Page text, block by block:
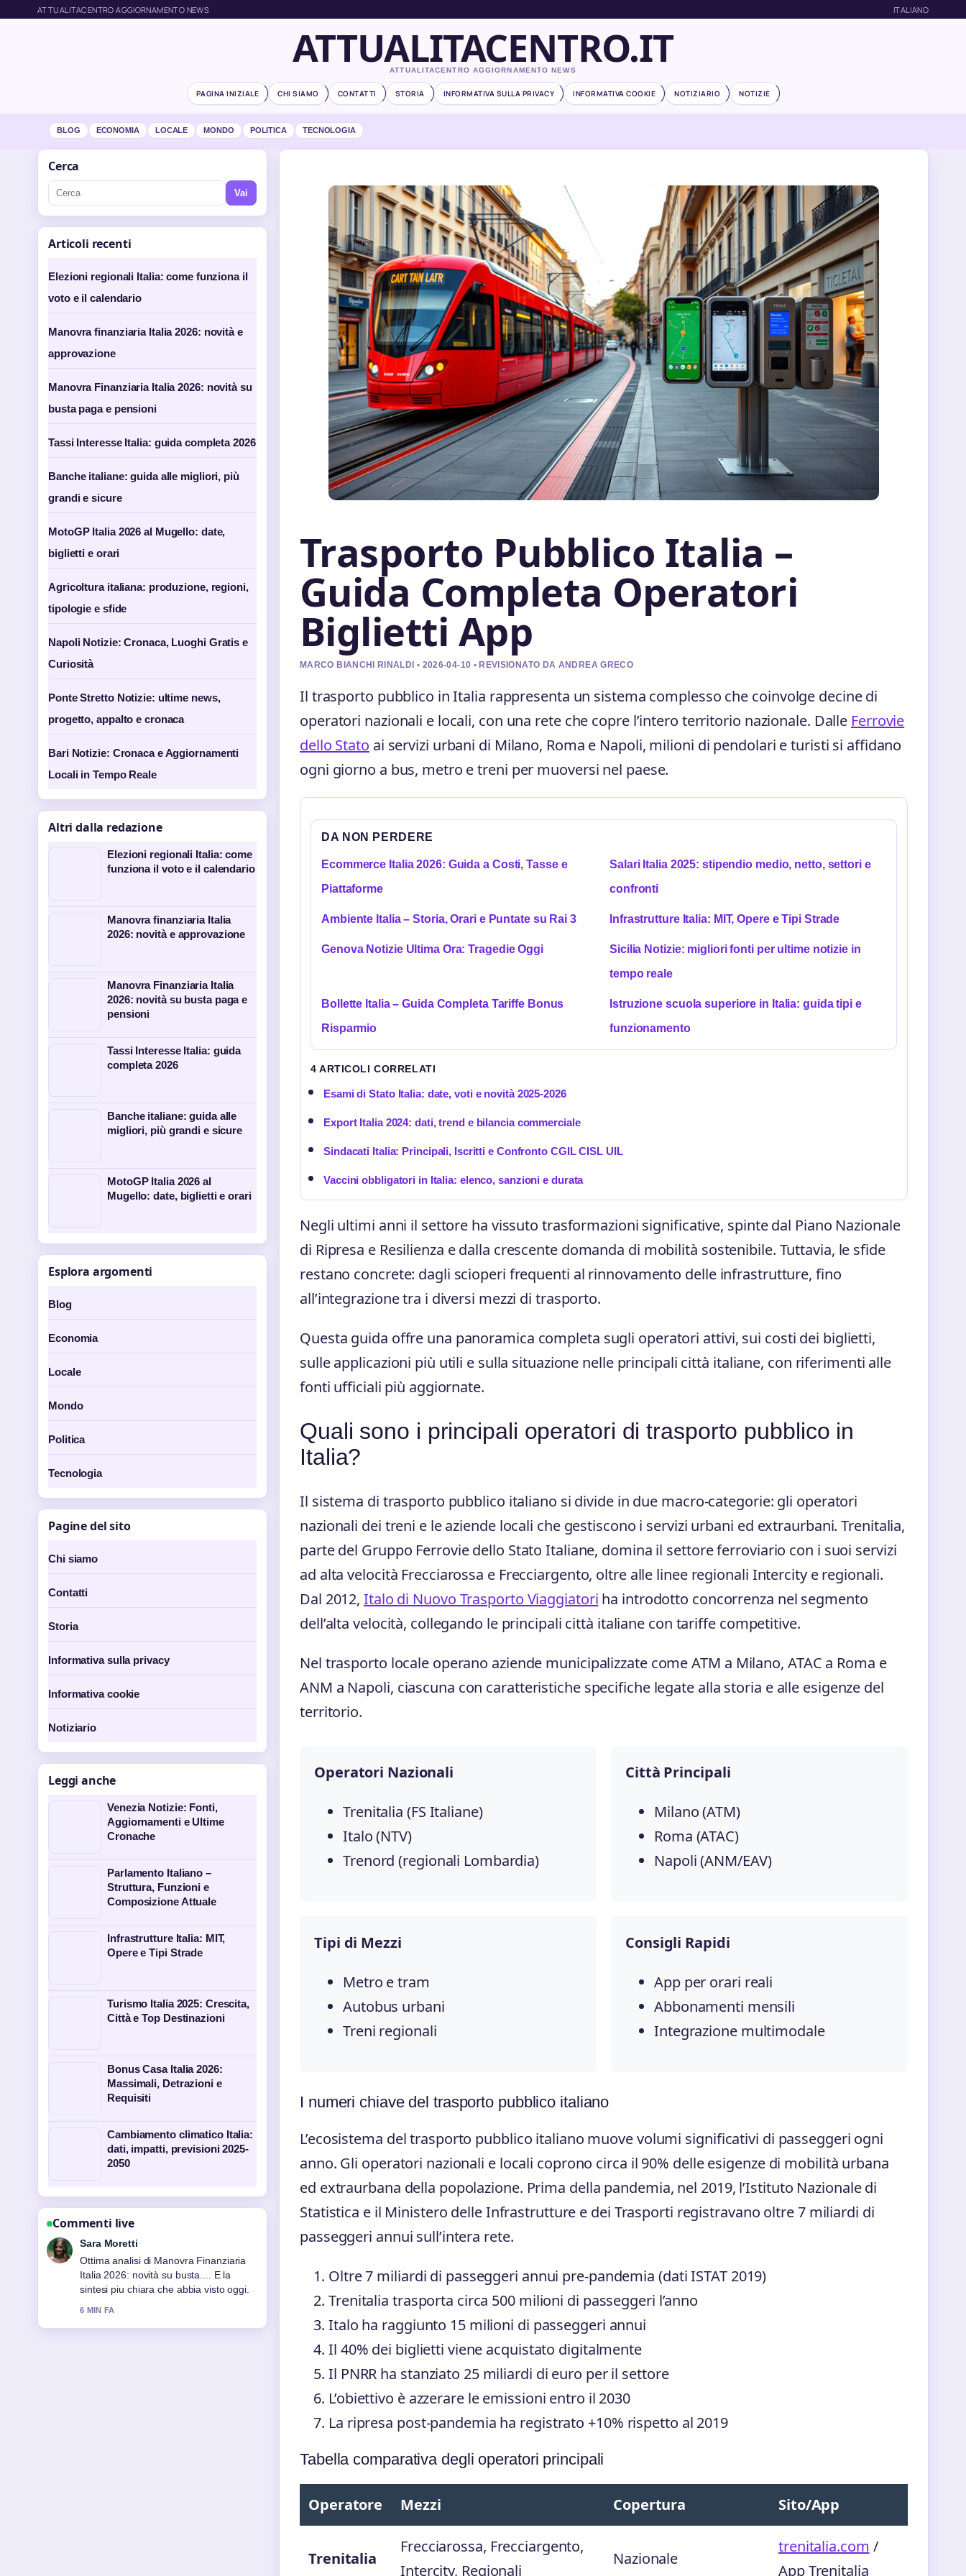
ATTUALITACENTRO AGGIORNAMENTO NEWS ITALIANO
ATTUALITACENTRO.IT
ATTUALITACENTRO AGGIORNAMENTO NEWS
PAGINA INIZIALE CHI SIAMO CONTATTI STORIA INFORMATIVA SULLA PRIVACY INFORMATIVA COOKIE NOTIZIARIO NOTIZIE
BLOG ECONOMIA LOCALE MONDO POLITICA TECNOLOGIA
Trasporto Pubblico Italia –
Guida Completa Operatori
Biglietti App
MARCO BIANCHI RINALDI • 2026-04-10 • REVISIONATO DA ANDREA GRECO
Il trasporto pubblico in Italia rappresenta un sistema complesso che coinvolge decine di
operatori nazionali e locali, con una rete che copre l’intero territorio nazionale. Dalle Ferrovie
dello Stato ai servizi urbani di Milano, Roma e Napoli, milioni di pendolari e turisti si affidano
ogni giorno a bus, metro e treni per muoversi nel paese.
DA NON PERDERE
Ecommerce Italia 2026: Guida a Costi, Tasse e
Piattaforme
Salari Italia 2025: stipendio medio, netto, settori e
confronti
Ambiente Italia – Storia, Orari e Puntate su Rai 3 Infrastrutture Italia: MIT, Opere e Tipi Strade
Genova Notizie Ultima Ora: Tragedie Oggi
Sicilia Notizie: migliori fonti per ultime notizie in
tempo reale
Bollette Italia – Guida Completa Tariffe Bonus
Risparmio
Istruzione scuola superiore in Italia: guida tipi e
funzionamento
4 ARTICOLI CORRELATI
Esami di Stato Italia: date, voti e novità 2025-2026
Export Italia 2024: dati, trend e bilancia commerciale
Sindacati Italia: Principali, Iscritti e Confronto CGIL CISL UIL
Vaccini obbligatori in Italia: elenco, sanzioni e durata
Negli ultimi anni il settore ha vissuto trasformazioni significative, spinte dal Piano Nazionale
di Ripresa e Resilienza e dalla crescente domanda di mobilità sostenibile. Tuttavia, le sfide
restano concrete: dagli scioperi frequenti al rinnovamento delle infrastrutture, fino
all’integrazione tra i diversi mezzi di trasporto.
Questa guida offre una panoramica completa sugli operatori attivi, sui costi dei biglietti,
sulle applicazioni più utili e sulla situazione nelle principali città italiane, con riferimenti alle
fonti ufficiali più aggiornate.
Quali sono i principali operatori di trasporto pubblico in
Italia?
Il sistema di trasporto pubblico italiano si divide in due macro-categorie: gli operatori
nazionali dei treni e le aziende locali che gestiscono i servizi urbani ed extraurbani. Trenitalia,
parte del Gruppo Ferrovie dello Stato Italiane, domina il settore ferroviario con i suoi servizi
ad alta velocità Frecciarossa e Frecciargento, oltre alle linee regionali Intercity e regionali.
Dal 2012,Italo di Nuovo Trasporto Viaggiatori ha introdotto concorrenza nel segmento
dell’alta velocità, collegando le principali città italiane con tariffe competitive.
Nel trasporto locale operano aziende municipalizzate come ATM a Milano, ATAC a Roma e
ANM a Napoli, ciascuna con caratteristiche specifiche legate alla storia e alle esigenze del
territorio.
Operatori Nazionali
Trenitalia (FS Italiane)
Italo (NTV)
Trenord (regionali Lombardia)
Città Principali
Milano (ATM)
Roma (ATAC)
Napoli (ANM/EAV)
Tipi di Mezzi
Metro e tram
Autobus urbani
Treni regionali
Consigli Rapidi
App per orari reali
Abbonamenti mensili
Integrazione multimodale
I numeri chiave del trasporto pubblico italiano
L’ecosistema del trasporto pubblico italiano muove volumi significativi di passeggeri ogni
anno. Gli operatori nazionali e locali coprono circa il 90% delle esigenze di mobilità urbana
ed extraurbana della popolazione. Prima della pandemia, nel 2019, l’Istituto Nazionale di
Statistica e il Ministero delle Infrastrutture e dei Trasporti registravano oltre 7 miliardi di
passeggeri annui sull’intera rete.
Oltre 7 miliardi di passeggeri annui pre-pandemia (dati ISTAT 2019)
Trenitalia trasporta circa 500 milioni di passeggeri l’anno
Italo ha raggiunto 15 milioni di passeggeri annui
Il 40% dei biglietti viene acquistato digitalmente
Il PNRR ha stanziato 25 miliardi di euro per il settore
L’obiettivo è azzerare le emissioni entro il 2030
La ripresa post-pandemia ha registrato +10% rispetto al 2019
Tabella comparativa degli operatori principali
Operatore Mezzi Copertura Sito/App
Trenitalia
Frecciarossa, Frecciargento,
Intercity, Regionali
Nazionale
trenitalia.com /
App Trenitalia
Cerca
Vai
Articoli recenti
Elezioni regionali Italia: come funziona il
voto e il calendario
Manovra finanziaria Italia 2026: novità e
approvazione
Manovra Finanziaria Italia 2026: novità su
busta paga e pensioni
Tassi Interesse Italia: guida completa 2026
Banche italiane: guida alle migliori, più
grandi e sicure
MotoGP Italia 2026 al Mugello: date,
biglietti e orari
Agricoltura italiana: produzione, regioni,
tipologie e sfide
Napoli Notizie: Cronaca, Luoghi Gratis e
Curiosità
Ponte Stretto Notizie: ultime news,
progetto, appalto e cronaca
Bari Notizie: Cronaca e Aggiornamenti
Locali in Tempo Reale
Altri dalla redazione
Elezioni regionali Italia: come
funziona il voto e il calendario
Manovra finanziaria Italia
2026: novità e approvazione
Manovra Finanziaria Italia
2026: novità su busta paga e
pensioni
Tassi Interesse Italia: guida
completa 2026
Banche italiane: guida alle
migliori, più grandi e sicure
MotoGP Italia 2026 al
Mugello: date, biglietti e orari
Esplora argomenti
Blog
Economia
Locale
Mondo
Politica
Tecnologia
Pagine del sito
Chi siamo
Contatti
Storia
Informativa sulla privacy
Informativa cookie
Notiziario
Leggi anche
Venezia Notizie: Fonti,
Aggiornamenti e Ultime
Cronache
Parlamento Italiano –
Struttura, Funzioni e
Composizione Attuale
Infrastrutture Italia: MIT,
Opere e Tipi Strade
Turismo Italia 2025: Crescita,
Città e Top Destinazioni
Bonus Casa Italia 2026:
Massimali, Detrazioni e
Requisiti
Cambiamento climatico Italia:
dati, impatti, previsioni 2025-
2050
Commenti live
Sara Moretti
Ottima analisi di Manovra Finanziaria
Italia 2026: novità su busta.... E la
sintesi piu chiara che abbia visto oggi.
6 MIN FA